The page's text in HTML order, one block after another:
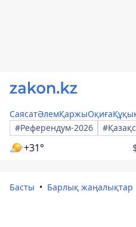
СаясатӘлемҚаржыОқиға
#Референдум-2026
+31°
Басты Барлық жаңалықтар